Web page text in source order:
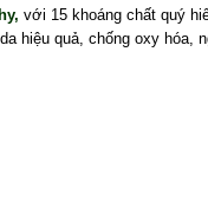
, với 15 khoáng chất quý
hiệu quả, chống oxy hóa,